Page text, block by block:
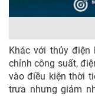
Khác với thủy điện
chỉnh công suất,
vào điều kiện thời
trưa nhưng giảm